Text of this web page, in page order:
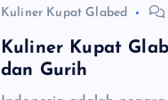
Kuliner Kupat Glabed
Kuliner Kupat
dan Gurih